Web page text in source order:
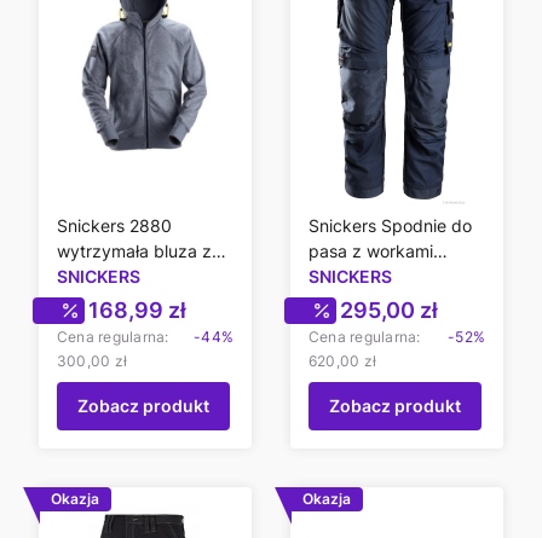
Snickers 2880
wytrzymała bluza z
kapturem dla
profesjonalistów hit
SNICKERS
Cena promocyjna
168,99 zł
Cena regularna:
300,00 zł
-44%
Zobacz produkt
Snickers Spodnie do
pasa z workami
kieszeniowymi
AllroundWork 6201
SNICKERS
Cena
295,00 zł
Cena regularna:
620,00 zł
-52%
Zobacz produkt
Okazja Okazja